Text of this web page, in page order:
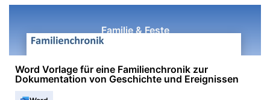
Familie & Feste
Word Vorlage für eine Familienchronik zur
Dokumentation von Geschichte und Ereignissen